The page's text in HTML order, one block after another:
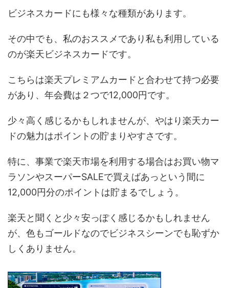
ビジネスカードにも様々な種類があります。
その中でも、私のおススメであり私も利用している
のが楽天ビジネスカードです。
こちらは楽天プレミアムカードと合わせて持つ必要
があり、年会費は２つで12,000円です。
少々高く感じるかもしれませんが、やはり楽天カー
ドの魅力はポイントの貯まりやすさです。
特に、事業で楽天市場を利用する場合はお買い物マ
ラソンやスーパーSALEで買えばあっという間に
12,000円分のポイントは貯まるでしょう。
楽天と聞くと少々安っぽく感じるかもしれません
が、色もゴールドなのでビジネスシーンでも恥ずか
しくありません。